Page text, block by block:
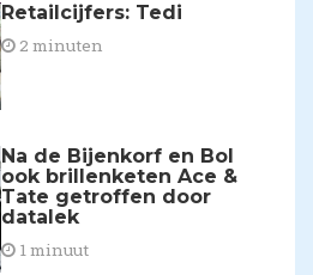
Retailcijfers: Tedi
2 minuten
Na de Bijenkorf en Bol
ook brillenketen Ace &
Tate getroffen door
datalek
1 minuut